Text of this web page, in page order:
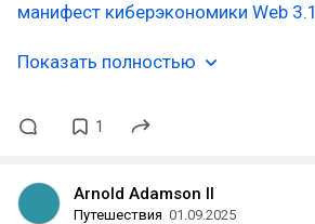
манифест киберэкономики Web 3.1
Показать полностью
1
Arnold Adamson ll
Путешествия 01.09.2025